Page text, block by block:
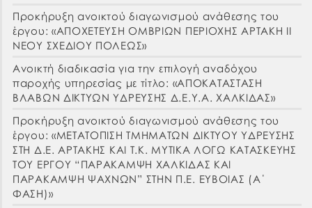
Προκήρυξη ανοικτού διαγωνισμού ανάθεσης του
έργου: «ΑΠΟΧΕΤΕΥΣΗ ΟΜΒΡΙΩΝ ΠΕΡΙΟΧΗΣ ΑΡΤΑΚΗ ΙΙ
ΝΕΟΥ ΣΧΕΔΙΟΥ ΠΟΛΕΩΣ»
Ανοικτή διαδικασία για την επιλογή αναδόχου
παροχής υπηρεσίας με τίτλο: «ΑΠΟΚΑΤΑΣΤΑΣΗ
ΒΛΑΒΩΝ ΔΙΚΤΥΩΝ ΥΔΡΕΥΣΗΣ Δ.Ε.Υ.Α. ΧΑΛΚΙΔΑΣ»
Προκήρυξη ανοικτού διαγωνισμού ανάθεσης του
έργου: «ΜΕΤΑΤΟΠΙΣΗ ΤΜΗΜΑΤΩΝ ΔΙΚΤΥΟΥ ΥΔΡΕΥΣΗΣ
ΣΤΗ Δ.Ε. ΑΡΤΑΚΗΣ ΚΑΙ Τ.Κ. ΜΥΤΙΚΑ ΛΟΓΩ ΚΑΤΑΣΚΕΥΗΣ
ΤΟΥ ΕΡΓΟΥ “ΠΑΡΑΚΑΜΨΗ ΧΑΛΚΙΔΑΣ ΚΑΙ
ΠΑΡΑΚΑΜΨΗ ΨΑΧΝΩΝ” ΣΤΗΝ Π.Ε. ΕΥΒΟΙΑΣ (Α΄
ΦΑΣΗ)»